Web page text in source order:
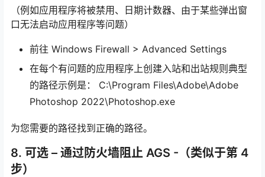
（例如应用程序将被禁用、日期计数器、由于某些弹出窗
口无法启动应用程序等问题）
前往 Windows Firewall > Advanced Settings
在每个有问题的应用程序上创建入站和出站规则典型
的路径示例是： C:\Program Files\Adobe\Adobe
Photoshop 2022\Photoshop.exe
为您需要的路径找到正确的路径。
8. 可选 – 通过防火墙阻止 AGS -（类似于第 4
步）